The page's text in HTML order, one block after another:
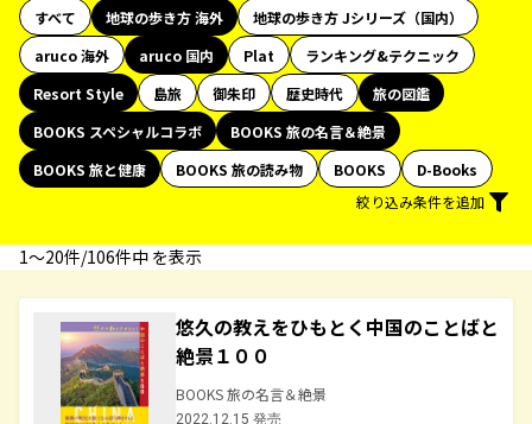
すべて 地球の歩き方 海外
地球の歩き方 Jシリーズ（国内）
aruco 海外
aruco 国内 Plat
ランキング&テクニック
Resort Style
島旅 御朱印 歴史時代
旅の図鑑
BOOKS スペシャルコラボ
BOOKS 旅の名言＆絶景
BOOKS 旅と健康
BOOKS 旅の読み物 BOOKS
D-Books
絞り込み条件を追加
1〜20件/106件中 を表示
悠久の教えをひもとく中国のことばと
絶景１００
BOOKS 旅の名言＆絶景
2022.12.15 発売